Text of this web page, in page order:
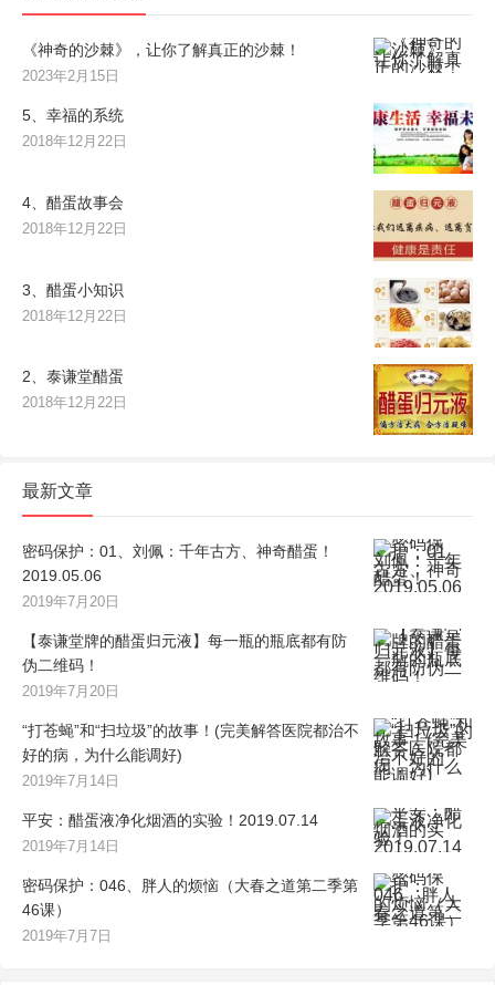
《神奇的沙棘》，让你了解真正的沙棘！
2023年2月15日
5、幸福的系统
2018年12月22日
4、醋蛋故事会
2018年12月22日
3、醋蛋小知识
2018年12月22日
2、泰谦堂醋蛋
2018年12月22日
最新文章
密码保护：01、刘佩：千年古方、神奇醋蛋！
2019.05.06
2019年7月20日
【泰谦堂牌的醋蛋归元液】每一瓶的瓶底都有防
伪二维码！
2019年7月20日
“打苍蝇”和“扫垃圾”的故事！(完美解答医院都治不
好的病，为什么能调好)
2019年7月14日
平安：醋蛋液净化烟酒的实验！2019.07.14
2019年7月14日
密码保护：046、胖人的烦恼（大春之道第二季第
46课）
2019年7月7日